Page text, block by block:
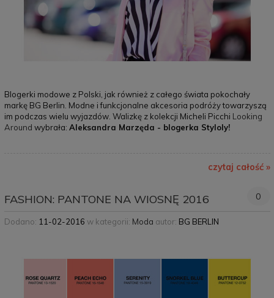
Blogerki modowe z Polski, jak również z całego świata pokochały
markę BG Berlin. Modne i funkcjonalne akcesoria podróży towarzyszą
im podczas wielu wyjazdów. Walizkę z kolekcji Micheli Picchi Looking
Around wybrała: Aleksandra Marzęda - blogerka Styloly!
czytaj całość »
FASHION: PANTONE NA WIOSNĘ 2016 0
Dodano: 11-02-2016 w kategorii: Moda autor: BG BERLIN